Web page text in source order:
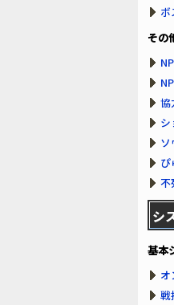
ボ
その
協
シ
ソ
ぴ
不
シ
基本
オ
戦